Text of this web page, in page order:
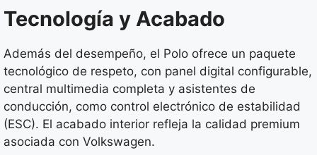
Tecnología y Acabado
Además del desempeño, el Polo ofrece un paquete
tecnológico de respeto, con panel digital configurable,
central multimedia completa y asistentes de
conducción, como control electrónico de estabilidad
(ESC). El acabado interior refleja la calidad premium
asociada con Volkswagen.